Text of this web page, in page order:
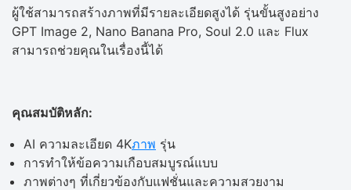
ผู้ใช้สามารถสร้างภาพที่มีรายละเอียดสูงได้ รุ่นขั้นสูงอย่าง
GPT Image 2, Nano Banana Pro, Soul 2.0 และ Flux
สามารถช่วยคุณในเรื่องนี้ได้
คุณสมบัติหลัก:
AI ความละเอียด 4Kภาพ รุ่น
การทำให้ข้อความเกือบสมบูรณ์แบบ
ภาพต่างๆ ที่เกี่ยวข้องกับแฟชั่นและความสวยงาม